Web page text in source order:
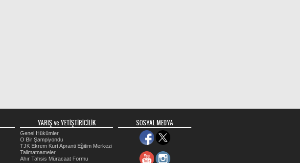
YARIŞ ve YETİŞTİRİCİLİK
Genel Hükümler
O Bir Şampiyondu
TJK Ekrem Kurt Apranti Eğitim Merkezi
Talimatnameler
Ahır Tahsis Müracaat Formu
SOSYAL MEDYA